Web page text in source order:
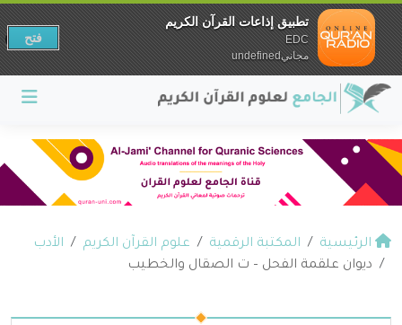
الرئيسية المكتبة الرقمية علوم القرآن الكريم
الأدب
ديوان علقمة الفحل – ت الصقال والخطيب
تطبيق إذاعات القرآن الكريم
EDC
مجانيundefined
فتح